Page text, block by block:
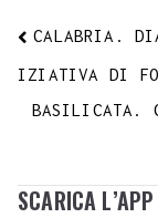
CALABRIA.
IZIATIVA DI
BASILICATA.
SCARICA